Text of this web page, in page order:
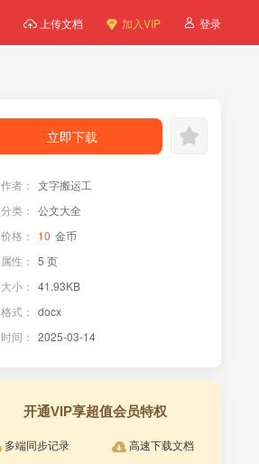
上传文档 加入VIP 登录
立即下载
作者： 文字搬运工
分类： 公文大全
价格：
10 金币
属性： 5 页
大小： 41.93KB
格式： docx
时间： 2025-03-14
开通VIP享超值会员特权
多端同步记录
高速下载文档